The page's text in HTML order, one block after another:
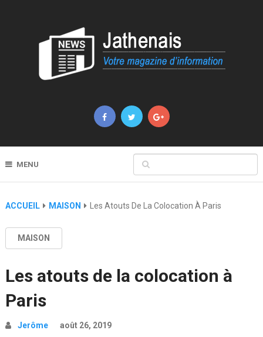
MENU
ACCUEIL MAISON Les Atouts De La Colocation À Paris
MAISON
Les atouts de la colocation à
Paris
Jerôme août 26, 2019